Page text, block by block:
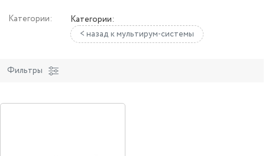
Категории:
Категории:
< назад к мультирум-системы
Фильтры